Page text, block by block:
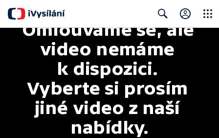
Search
Omlouváme se, ale
video nemáme
k dispozici.
Vyberte si prosím
jiné video z naší
nabídky.